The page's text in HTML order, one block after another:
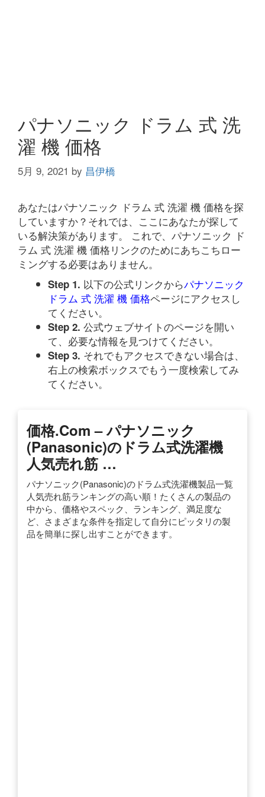
パナソニック ドラム 式 洗
濯 機 価格
5月 9, 2021 by 昌伊橋
あなたはパナソニック ドラム 式 洗濯 機 価格を探
していますか？それでは、ここにあなたが探して
いる解決策があります。 これで、パナソニック ド
ラム 式 洗濯 機 価格リンクのためにあちこちロー
ミングする必要はありません。
Step 1. 以下の公式リンクからパナソニック
ドラム 式 洗濯 機 価格ページにアクセスし
てください。
Step 2. 公式ウェブサイトのページを開い
て、必要な情報を見つけてください。
Step 3. それでもアクセスできない場合は、
右上の検索ボックスでもう一度検索してみ
てください。
価格.com – パナソニック
(Panasonic)のドラム式洗濯機
人気売れ筋 …
パナソニック(Panasonic)のドラム式洗濯機製品一覧
人気売れ筋ランキングの高い順！たくさんの製品の
中から、価格やスペック、ランキング、満足度な
ど、さまざまな条件を指定して自分にピッタリの製
品を簡単に探し出すことができます。